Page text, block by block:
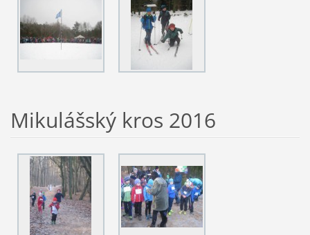
Mikulášský kros 2016